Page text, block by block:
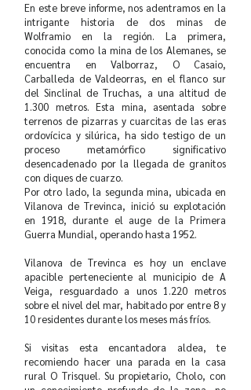
En este breve informe, nos adentramos en la
intrigante historia de dos minas de
Wolframio en la región. La primera,
conocida como la mina de los Alemanes, se
encuentra en Valborraz, O Casaio,
Carballeda de Valdeorras, en el flanco sur
del Sinclinal de Truchas, a una altitud de
1.300 metros. Esta mina, asentada sobre
terrenos de pizarras y cuarcitas de las eras
ordovícica y silúrica, ha sido testigo de un
proceso metamórfico significativo
desencadenado por la llegada de granitos
con diques de cuarzo.
Por otro lado, la segunda mina, ubicada en
Vilanova de Trevinca, inició su explotación
en 1918, durante el auge de la Primera
Guerra Mundial, operando hasta 1952.
Vilanova de Trevinca es hoy un enclave
apacible perteneciente al municipio de A
Veiga, resguardado a unos 1.220 metros
sobre el nivel del mar, habitado por entre 8 y
10 residentes durante los meses más fríos.
Si visitas esta encantadora aldea, te
recomiendo hacer una parada en la casa
rural O Trisquel. Su propietario, Cholo, con